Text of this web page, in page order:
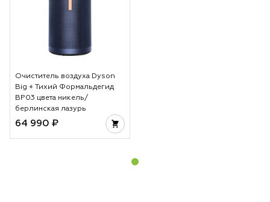
Очиститель воздуха Dyson
Big + Тихий Формальдегид
BP03 цвета никель/
берлинская лазурь
64 990 ₽